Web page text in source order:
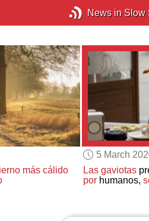
News in Slow
más cálido
5 March
Las gaviotas
porhumanos,